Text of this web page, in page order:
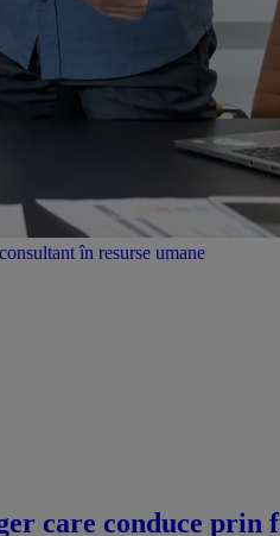
în resurse umane
care conduce